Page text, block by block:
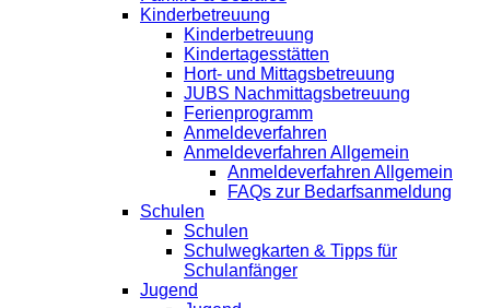
Kinderbetreuung
Kinderbetreuung
Kindertagesstätten
Hort- und Mittagsbetreuung
JUBS Nachmittagsbetreuung
Ferienprogramm
Anmeldeverfahren
Anmeldeverfahren Allgemein
Anmeldeverfahren Allgemein
FAQs zur Bedarfsanmeldung
Schulen
Schulen
Schulwegkarten & Tipps für
Schulanfänger
Jugend